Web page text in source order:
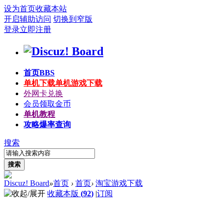
设为首页收藏本站
开启辅助访问 切换到窄版
登录立即注册
首页BBS
单机下载单机游戏下载
外网卡兑换
会员领取金币
单机教程
攻略爆率查询
搜索
搜索
Discuz! Board»首页 › 首页› 淘宝游戏下载
收藏本版 (92) |订阅